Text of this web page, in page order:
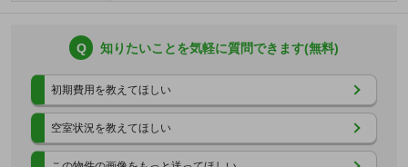
Q 知りたいことを気軽に質問できます(無料)
初期費用を教えてほしい
空室状況を教えてほしい